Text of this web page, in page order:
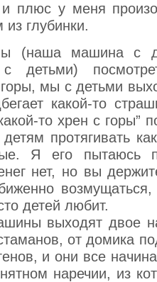
плюс у меня
глубинки.
(наша машина с
детьми)
мы с детьми
какой-то
то хрен с горы”
протягивать
Я его пытаюсь
нет, но вы
детей любит.
выходят двое
от домика
и они все
наречии, из